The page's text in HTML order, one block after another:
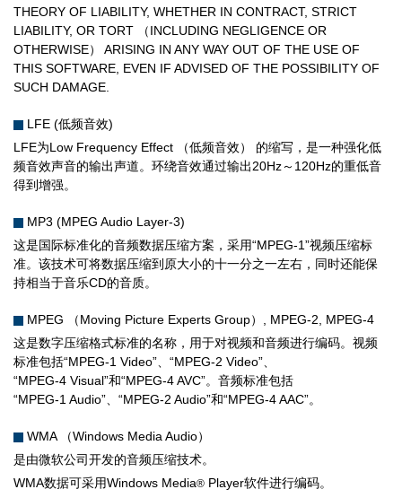
THEORY OF LIABILITY, WHETHER IN CONTRACT, STRICT
LIABILITY, OR TORT （INCLUDING NEGLIGENCE OR
OTHERWISE） ARISING IN ANY WAY OUT OF THE USE OF
THIS SOFTWARE, EVEN IF ADVISED OF THE POSSIBILITY OF
SUCH DAMAGE.
LFE (低频音效)
LFE为Low Frequency Effect （低频音效） 的缩写，是一种强化低
频音效声音的输出声道。环绕音效通过输出20Hz～120Hz的重低音
得到增强。
MP3 (MPEG Audio Layer-3)
这是国际标准化的音频数据压缩方案，采用“MPEG-1”视频压缩标
准。该技术可将数据压缩到原大小的十一分之一左右，同时还能保
持相当于音乐CD的音质。
MPEG （Moving Picture Experts Group）, MPEG-2, MPEG-4
这是数字压缩格式标准的名称，用于对视频和音频进行编码。视频
标准包括“MPEG-1 Video”、“MPEG-2 Video”、
“MPEG-4 Visual”和“MPEG-4 AVC”。音频标准包括
“MPEG-1 Audio”、“MPEG-2 Audio”和“MPEG-4 AAC”。
WMA （Windows Media Audio）
是由微软公司开发的音频压缩技术。
WMA数据可采用Windows Media® Player软件进行编码。